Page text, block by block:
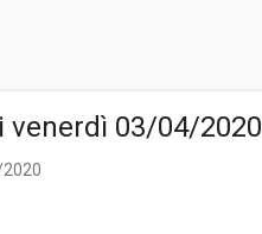
venerdì 03/04/2020
2020